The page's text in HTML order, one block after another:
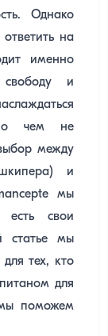
Однако
на
именно
и
о чем не
между
и
мы
свои
статье мы
тех, кто
для
поможем